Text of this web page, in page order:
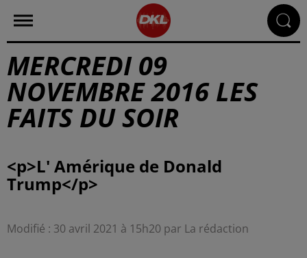
MERCREDI 09
NOVEMBRE 2016 LES
FAITS DU SOIR
<p>L' Amérique de Donald
Modifié : 30 avril 2021 à 15h20 par La rédaction